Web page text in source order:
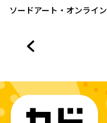
ソードアート・オンライ